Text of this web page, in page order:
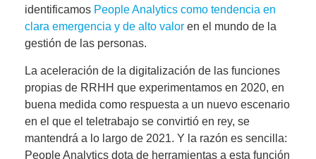
identificamos People Analytics como tendencia en
clara emergencia y de alto valor en el mundo de la
gestión de las personas.
La aceleración de la digitalización de las funciones
propias de RRHH que experimentamos en 2020, en
buena medida como respuesta a un nuevo escenario
en el que el teletrabajo se convirtió en rey, se
mantendrá a lo largo de 2021. Y la razón es sencilla:
People Analytics dota de herramientas a esta función